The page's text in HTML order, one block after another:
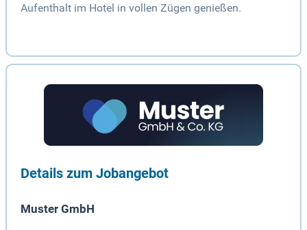
Aufenthalt im Hotel in vollen Zügen genießen.
Details zum Jobangebot
Muster GmbH